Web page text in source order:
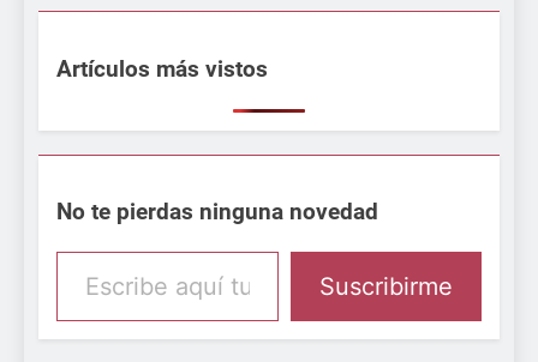
Artículos más vistos
No te pierdas ninguna novedad
Escribe aquí tu email
Suscribirme